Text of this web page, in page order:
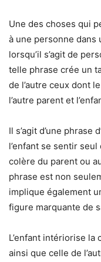
Une des choses qui
à une personne
lorsqu’il s’agit de
telle phrase crée un
de l’autre ceux dont
l’autre parent et
Il s’agit d’une
l’enfant se sentir
colère du parent ou
phrase est non
implique également
figure marquante de
L’enfant intériorise
ainsi que celle de